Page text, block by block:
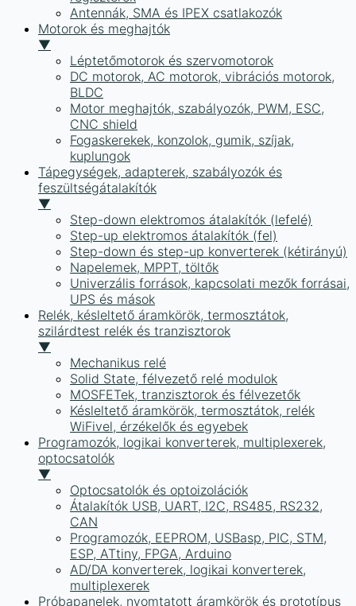
Antennák, SMA és IPEX csatlakozók
Motorok és meghajtók
▼
Léptetőmotorok és szervomotorok
DC motorok, AC motorok, vibrációs motorok,
BLDC
Motor meghajtók, szabályozók, PWM, ESC,
CNC shield
Fogaskerekek, konzolok, gumik, szíjak,
kuplungok
Tápegységek, adapterek, szabályozók és
feszültségátalakítók
▼
Step-down elektromos átalakítók (lefelé)
Step-up elektromos átalakítók (fel)
Step-down és step-up konverterek (kétirányú)
Napelemek, MPPT, töltők
Univerzális források, kapcsolati mezők forrásai,
UPS és mások
Relék, késleltető áramkörök, termosztátok,
szilárdtest relék és tranzisztorok
▼
Mechanikus relé
Solid State, félvezető relé modulok
MOSFETek, tranzisztorok és félvezetők
Késleltető áramkörök, termosztátok, relék
WiFivel, érzékelők és egyebek
Programozók, logikai konverterek, multiplexerek,
optocsatolók
▼
Optocsatolók és optoizolációk
Átalakítók USB, UART, I2C, RS485, RS232,
CAN
Programozók, EEPROM, USBasp, PIC, STM,
ESP, ATtiny, FPGA, Arduino
AD/DA konverterek, logikai konverterek,
multiplexerek
Próbapanelek, nyomtatott áramkörök és prototípus